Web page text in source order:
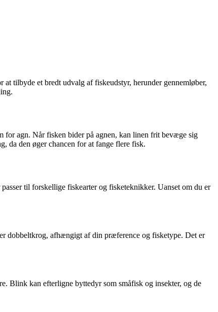
tilbyde et bredt udvalg af fiskeudstyr, herunder gennemløber,
for agn. Når fisken bider på agnen, kan linen frit bevæge sig
da den øger chancen for at fange flere fisk.
til forskellige fiskearter og fisketeknikker. Uanset om du er
dobbeltkrog, afhængigt af din præference og fisketype. Det er
Blink kan efterligne byttedyr som småfisk og insekter, og de